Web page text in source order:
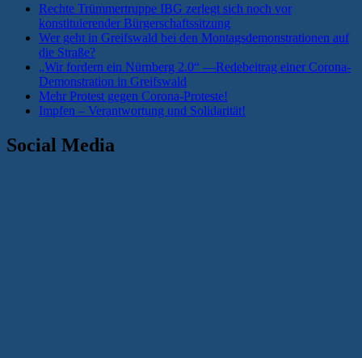
Rechte Trümmertruppe IBG zerlegt sich noch vor
konstituierender Bürgerschaftssitzung
Wer geht in Greifswald bei den Montagsdemonstrationen auf
die Straße?
„Wir fordern ein Nürnberg 2.0“ —Redebeitrag einer Corona-
Demonstration in Greifswald
Mehr Protest gegen Corona-Proteste!
Impfen – Verantwortung und Solidarität!
Social Media